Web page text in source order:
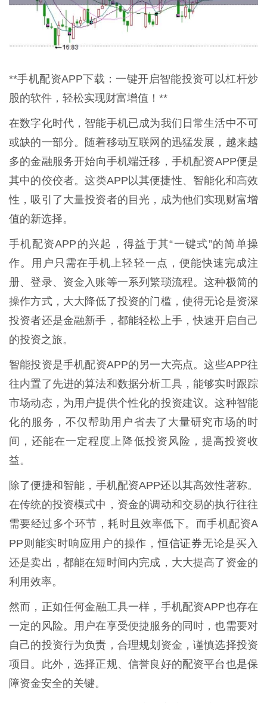
**手机配资APP下载：一键开启智能投资可以杠杆炒
股的软件，轻松实现财富增值！**
在数字化时代，智能手机已成为我们日常生活中不可
或缺的一部分。随着移动互联网的迅猛发展，越来越
多的金融服务开始向手机端迁移，手机配资APP便是
其中的佼佼者。这类APP以其便捷性、智能化和高效
性，吸引了大量投资者的目光，成为他们实现财富增
值的新选择。
手机配资APP的兴起，得益于其“一键式”的简单操
作。用户只需在手机上轻轻一点，便能快速完成注
册、登录、资金入账等一系列繁琐流程。这种极简的
操作方式，大大降低了投资的门槛，使得无论是资深
投资者还是金融新手，都能轻松上手，快速开启自己
的投资之旅。
智能投资是手机配资APP的另一大亮点。这些APP往
往内置了先进的算法和数据分析工具，能够实时跟踪
市场动态，为用户提供个性化的投资建议。这种智能
化的服务，不仅帮助用户省去了大量研究市场的时
间，还能在一定程度上降低投资风险，提高投资收
益。
除了便捷和智能，手机配资APP还以其高效性著称。
在传统的投资模式中，资金的调动和交易的执行往往
需要经过多个环节，耗时且效率低下。而手机配资A
PP则能实时响应用户的操作，恒信证券无论是买入
还是卖出，都能在短时间内完成，大大提高了资金的
利用效率。
然而，正如任何金融工具一样，手机配资APP也存在
一定的风险。用户在享受便捷服务的同时，也需要对
自己的投资行为负责，合理规划资金，谨慎选择投资
项目。此外，选择正规、信誉良好的配资平台也是保
障资金安全的关键。